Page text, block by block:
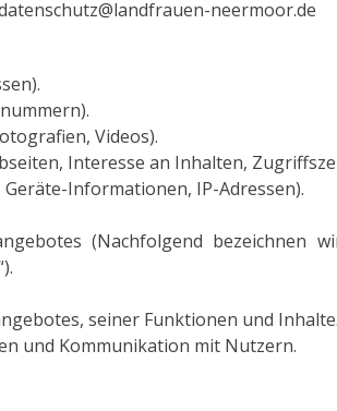
neermoor.de
Videos).
Interesse an Inhalten,
Informationen, IP-Adressen).
(Nachfolgend bezeichnen
seiner Funktionen und Inhalte.
und Kommunikation mit Nutzern.